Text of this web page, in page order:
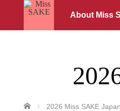
About Miss
ホーム 2026 Miss SAKE